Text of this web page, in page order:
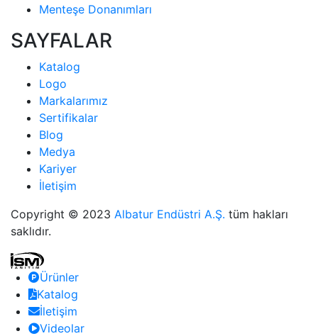
Menteşe Donanımları
SAYFALAR
Katalog
Logo
Markalarımız
Sertifikalar
Blog
Medya
Kariyer
İletişim
Copyright © 2023 Albatur Endüstri A.Ş. tüm hakları
saklıdır.
Ürünler
Katalog
İletişim
Videolar